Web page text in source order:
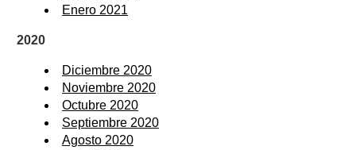
Enero 2021
2020
Diciembre 2020
Noviembre 2020
Octubre 2020
Septiembre 2020
Agosto 2020